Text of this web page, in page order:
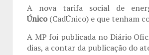
A nova tarifa social de
Único(CadÚnico) e que tenham
A MP foi publicada no Diário
dias, a contar da publicação do